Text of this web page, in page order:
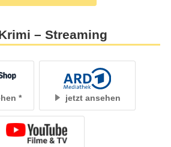
– Streaming
jetzt ansehen